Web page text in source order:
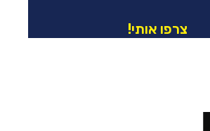
צרפו אותי!